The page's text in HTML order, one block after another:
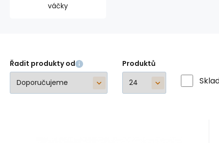
váčky
Řadit produkty od Produktů